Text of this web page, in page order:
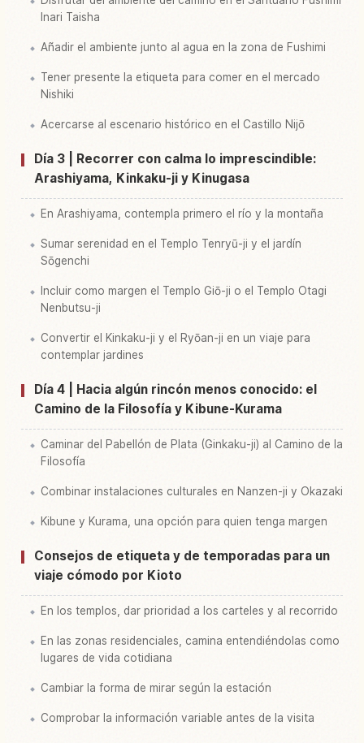
Inari Taisha
Añadir el ambiente junto al agua en la zona de Fushimi
Tener presente la etiqueta para comer en el mercado
Nishiki
Acercarse al escenario histórico en el Castillo Nijō
Día 3 | Recorrer con calma lo imprescindible:
Arashiyama, Kinkaku-ji y Kinugasa
En Arashiyama, contempla primero el río y la montaña
Sumar serenidad en el Templo Tenryū-ji y el jardín
Sōgenchi
Incluir como margen el Templo Giō-ji o el Templo Otagi
Nenbutsu-ji
Convertir el Kinkaku-ji y el Ryōan-ji en un viaje para
contemplar jardines
Día 4 | Hacia algún rincón menos conocido: el
Camino de la Filosofía y Kibune-Kurama
Caminar del Pabellón de Plata (Ginkaku-ji) al Camino de la
Filosofía
Combinar instalaciones culturales en Nanzen-ji y Okazaki
Kibune y Kurama, una opción para quien tenga margen
Consejos de etiqueta y de temporadas para un
viaje cómodo por Kioto
En los templos, dar prioridad a los carteles y al recorrido
En las zonas residenciales, camina entendiéndolas como
lugares de vida cotidiana
Cambiar la forma de mirar según la estación
Comprobar la información variable antes de la visita